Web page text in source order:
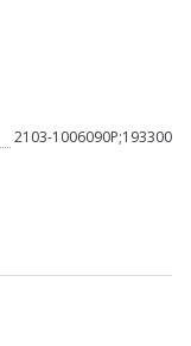
2103-1006090Р;193300